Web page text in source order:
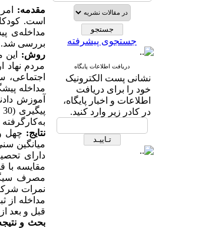
جستجوی پیشرفته
دریافت اطلاعات پایگاه
نشانی پست الکترونیک
خود را برای دریافت
اطلاعات و اخبار پایگاه،
در کادر زیر وارد کنید.
مقدمه:
است.
مداخله‌ی
بررسی شد.
روش: این
مردم نهاد
مداخله
آموزش
نتایج:
دارای
نمرات
مداخله از
قبل و بعد
بحث و